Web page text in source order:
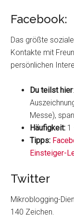
Facebook:
Das größte
Kontakte mit
persönlichen
Du teilst hier
Messe),
Häufigkeit: 1
Tipps:
Einsteiger-
Twitter
Mikroblogging-
140 Zeichen.